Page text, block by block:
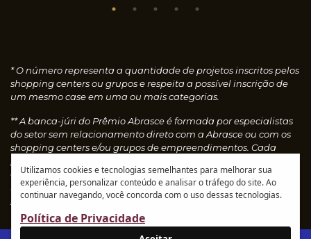
* O número representa a quantidade de projetos inscritos pelos
shopping centers ou grupos e respeita a possível inscrição de
um mesmo case em uma ou mais categorias.
** A banca-júri do Prêmio Abrasce é formada por especialistas
do setor sem relacionamento direto com a Abrasce ou com os
shopping centers e/ou grupos de empreendimentos. Cada
concedendo notas, que são calculadas automaticamente e
resultam nos vencedores de cada categoria.Leia o
regulamento
Utilizamos cookies e tecnologias semelhantes para melhorar sua
experiência, personalizar conteúdo e analisar o tráfego do site. Ao
continuar navegando, você concorda com o uso dessas tecnologias.
Política de Privacidade